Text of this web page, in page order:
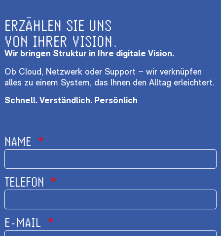
ERZÄHLEN SIE UNS
VON IHRER VISION.​
Wir bringen Struktur in Ihre digitale Vision.
Ob Cloud, Netzwerk oder Support – wir verknüpfen
alles zu einem System, das Ihnen den Alltag erleichtert.
Schnell. Verständlich. Persönlich
NAME
TELEFON
E-MAIL